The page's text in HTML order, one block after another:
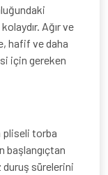
Ağır ve
hafif ve daha
için gereken
pliseli torba
başlangıçtan
duruş sürelerini